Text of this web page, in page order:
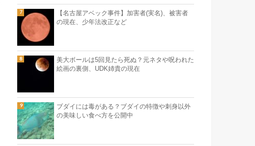
【名古屋アベック事件】加害者(実名)、被害者
の現在、少年法改正など
美大ボールは5回見たら死ぬ？元ネタや呪われた
絵画の裏側、UDK姉貴の現在
ブダイには毒がある？ブダイの特徴や刺身以外
の美味しい食べ方を公開中